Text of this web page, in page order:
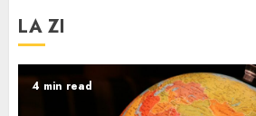
LA ZI
4 min read